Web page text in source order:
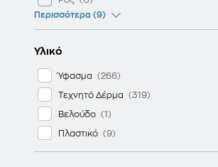
Περισσότερα (9)
Υλικό
Ύφασμα
Τεχνητό Δέρμα
Βελούδο
Πλαστικό